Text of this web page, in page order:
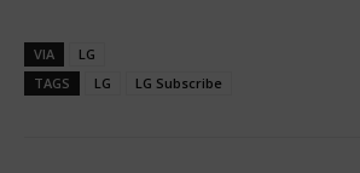
VIA
LG
TAGS
LG LG Subscribe